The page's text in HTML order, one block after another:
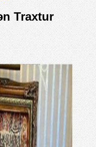
Traxtur